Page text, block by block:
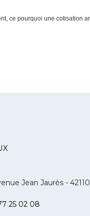
ce pourquoi une cotisation
Jean Jaurès -
25 02 08